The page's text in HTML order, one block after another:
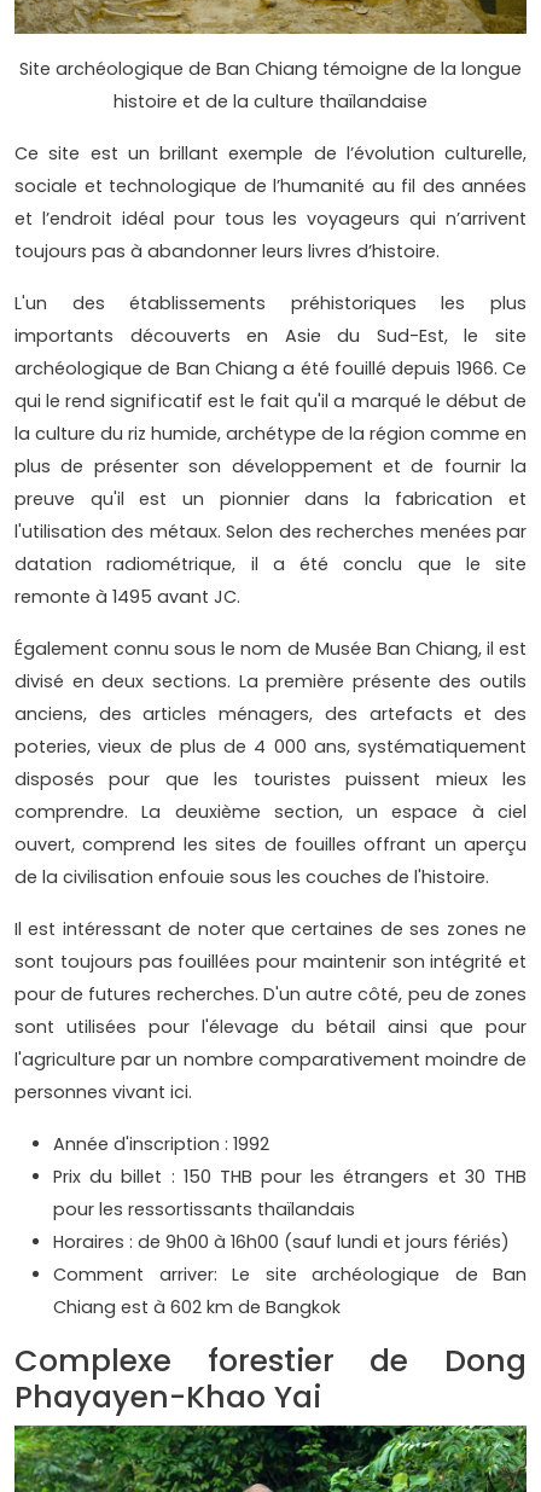
Site archéologique de Ban Chiang témoigne de la longue
histoire et de la culture thaïlandaise
Ce site est un brillant exemple de l’évolution culturelle,
sociale et technologique de l’humanité au fil des années
et l’endroit idéal pour tous les voyageurs qui n’arrivent
toujours pas à abandonner leurs livres d’histoire.
L'un des établissements préhistoriques les plus
importants découverts en Asie du Sud-Est, le site
archéologique de Ban Chiang a été fouillé depuis 1966. Ce
qui le rend significatif est le fait qu'il a marqué le début de
la culture du riz humide, archétype de la région comme en
plus de présenter son développement et de fournir la
preuve qu'il est un pionnier dans la fabrication et
l'utilisation des métaux. Selon des recherches menées par
datation radiométrique, il a été conclu que le site
remonte à 1495 avant JC.
Également connu sous le nom de Musée Ban Chiang, il est
divisé en deux sections. La première présente des outils
anciens, des articles ménagers, des artefacts et des
poteries, vieux de plus de 4 000 ans, systématiquement
disposés pour que les touristes puissent mieux les
comprendre. La deuxième section, un espace à ciel
ouvert, comprend les sites de fouilles offrant un aperçu
de la civilisation enfouie sous les couches de l'histoire.
Il est intéressant de noter que certaines de ses zones ne
sont toujours pas fouillées pour maintenir son intégrité et
pour de futures recherches. D'un autre côté, peu de zones
sont utilisées pour l'élevage du bétail ainsi que pour
l'agriculture par un nombre comparativement moindre de
personnes vivant ici.
Année d'inscription : 1992
Prix du billet : 150 THB pour les étrangers et 30 THB
pour les ressortissants thaïlandais
Horaires : de 9h00 à 16h00 (sauf lundi et jours fériés)
Comment arriver: Le site archéologique de Ban
Chiang est à 602 km de Bangkok
Complexe forestier de Dong
Phayayen-Khao Yai